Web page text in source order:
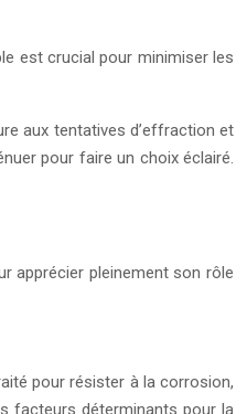
est crucial pour minimiser les
aux tentatives d’effraction et
pour faire un choix éclairé.
apprécier pleinement son rôle
pour résister à la corrosion,
facteurs déterminants pour la